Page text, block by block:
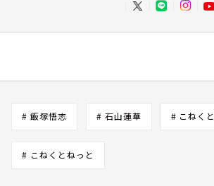
# 飯塚悟志 # 石山蓮華 # こねくと
# こねくとねっと